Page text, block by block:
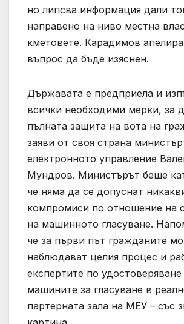
но липсва информация дали
направено на ниво местна
кметовете. Карадимов
въпрос да бъде изяснен.
Държавата е предприела и
всички необходими мерки, за
пълната защита на вота на
заяви от своя страна
електронното управление
Мундров. Министърът беше
че няма да се допуснат
компромиси по отношение на
на машинното гласуване.
че за първи път гражданите
наблюдават целия процес и
експертите по удостоверяване
машините за гласуване в
партерната зала на МЕУ – със